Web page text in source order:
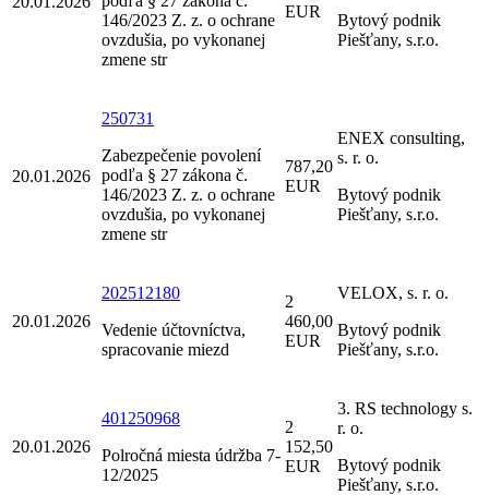
146/2023 Z. z. o ochrane
ovzdušia, po vykonanej
zmene str
EUR
Bytový podnik
Piešťany, s.r.o.
20.01.2026
250731
Zabezpečenie povolení
podľa § 27 zákona č.
146/2023 Z. z. o ochrane
ovzdušia, po vykonanej
zmene str
787,20
EUR
ENEX consulting,
s. r. o.
Bytový podnik
Piešťany, s.r.o.
20.01.2026
202512180
Vedenie účtovníctva,
spracovanie miezd
2
460,00
EUR
VELOX, s. r. o.
Bytový podnik
Piešťany, s.r.o.
20.01.2026
401250968
Polročná miesta údržba 7-
12/2025
2
152,50
EUR
3. RS technology s.
r. o.
Bytový podnik
Piešťany, s.r.o.